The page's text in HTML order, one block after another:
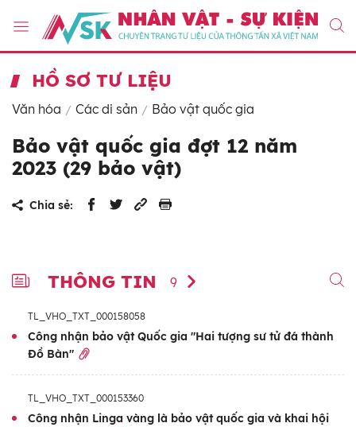
HỒ SƠ TƯ LIỆU
Văn hóa Các di sản Bảo vật quốc gia
Bảo vật quốc gia đợt 12 năm
2023 (29 bảo vật)
Chia sẻ:
THÔNG TIN 9
TL_VHO_TXT_000158058
Công nhận bảo vật Quốc gia "Hai tượng sư tử đá thành
Đồ Bàn"
TL_VHO_TXT_000153360
Công nhận Linga vàng là bảo vật quốc gia và khai hội